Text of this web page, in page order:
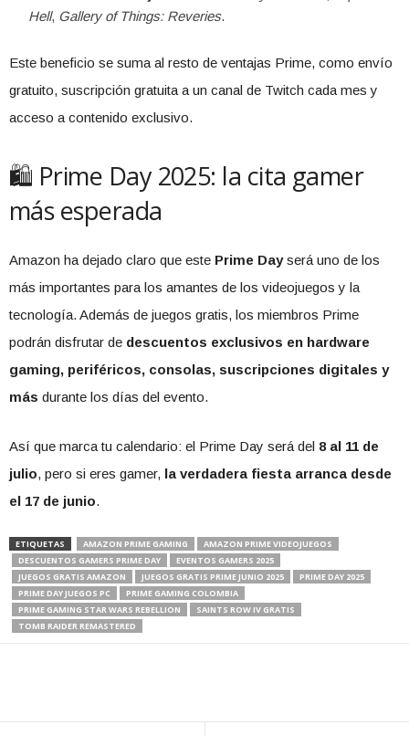
Hell, Gallery of Things: Reveries.
Este beneficio se suma al resto de ventajas Prime, como envío
gratuito, suscripción gratuita a un canal de Twitch cada mes y
acceso a contenido exclusivo.
🛍️ Prime Day 2025: la cita gamer
más esperada
Amazon ha dejado claro que este Prime Dayserá uno de los
más importantes para los amantes de los videojuegos y la
tecnología. Además de juegos gratis, los miembros Prime
podrán disfrutar de descuentos exclusivos en hardware
gaming, periféricos, consolas, suscripciones digitales y
más durante los días del evento.
Así que marca tu calendario: el Prime Day será del 8 al 11 de
julio, pero si eres gamer, la verdadera fiesta arranca desde
el 17 de junio.
ETIQUETAS AMAZON PRIME GAMING
AMAZON PRIME VIDEOJUEGOS
DESCUENTOS GAMERS PRIME DAY
EVENTOS GAMERS 2025
JUEGOS GRATIS AMAZON
JUEGOS GRATIS PRIME JUNIO 2025
PRIME DAY 2025
PRIME DAY JUEGOS PC
PRIME GAMING COLOMBIA
PRIME GAMING STAR WARS REBELLION
SAINTS ROW IV GRATIS
TOMB RAIDER REMASTERED